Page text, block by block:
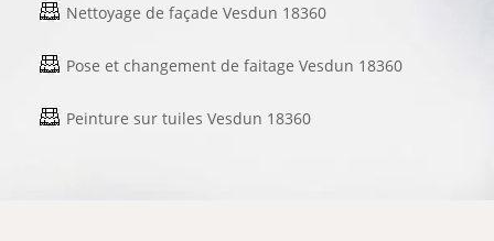
Nettoyage de façade Vesdun 18360
Pose et changement de faitage Vesdun 18360
Peinture sur tuiles Vesdun 18360